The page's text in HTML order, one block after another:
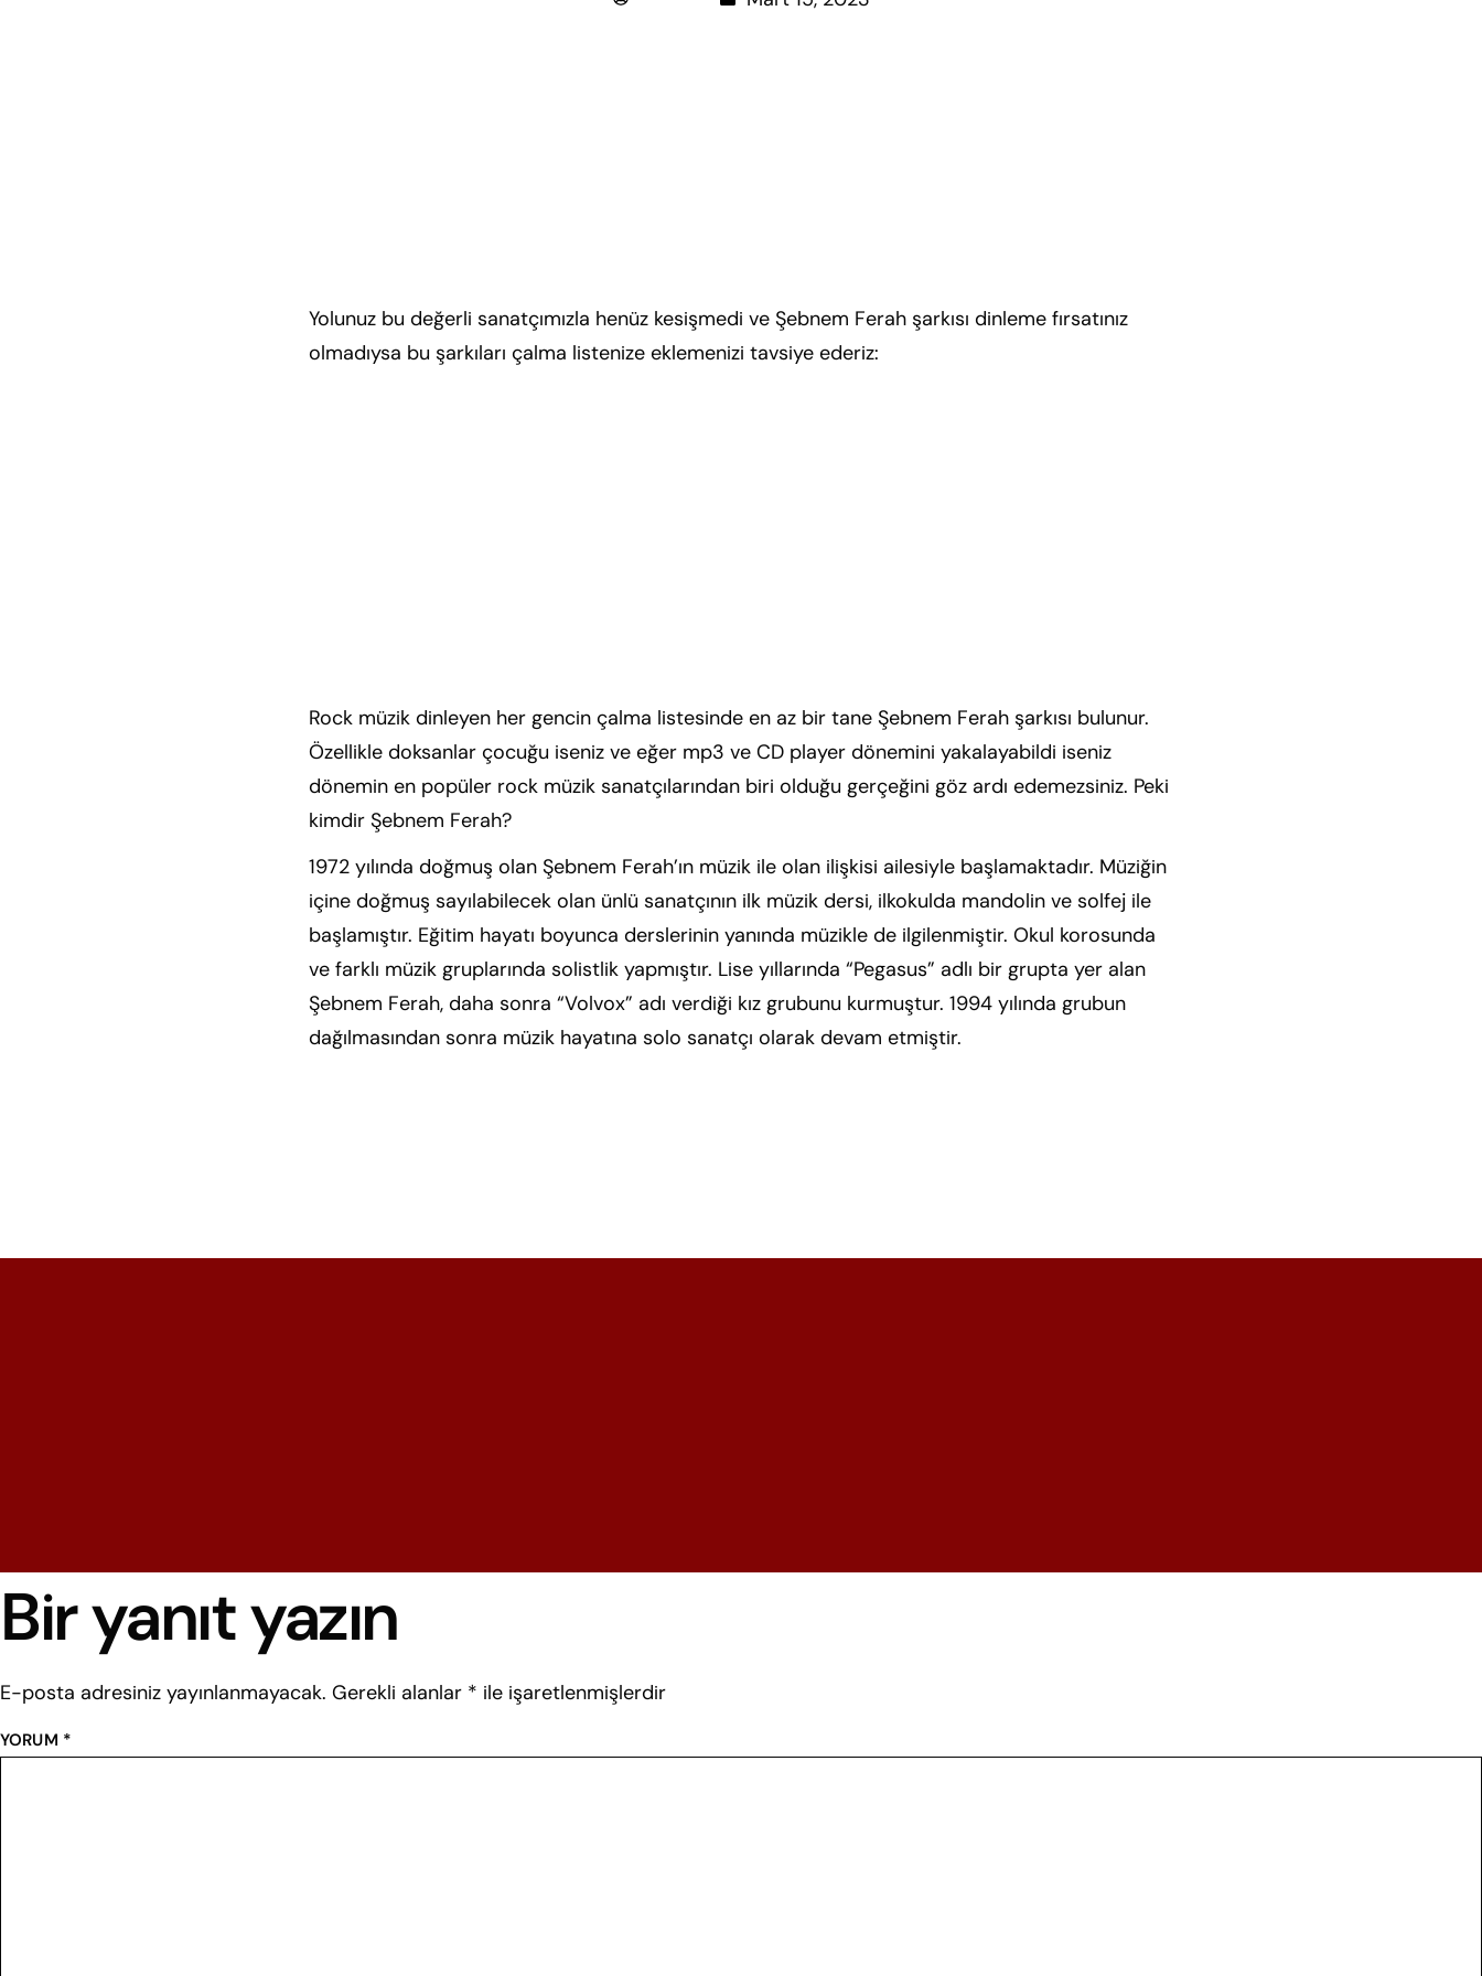
Yolunuz bu değerli sanatçımızla henüz kesişmedi ve Şebnem Ferah şarkısı dinleme fırsatınız
olmadıysa bu şarkıları çalma listenize eklemenizi tavsiye ederiz:
Rock müzik dinleyen her gencin çalma listesinde en az bir tane Şebnem Ferah şarkısı bulunur.
Özellikle doksanlar çocuğu iseniz ve eğer mp3 ve CD player dönemini yakalayabildi iseniz
dönemin en popüler rock müzik sanatçılarından biri olduğu gerçeğini göz ardı edemezsiniz. Peki
kimdir Şebnem Ferah?
1972 yılında doğmuş olan Şebnem Ferah’ın müzik ile olan ilişkisi ailesiyle başlamaktadır. Müziğin
içine doğmuş sayılabilecek olan ünlü sanatçının ilk müzik dersi, ilkokulda mandolin ve solfej ile
başlamıştır. Eğitim hayatı boyunca derslerinin yanında müzikle de ilgilenmiştir. Okul korosunda
ve farklı müzik gruplarında solistlik yapmıştır. Lise yıllarında “Pegasus” adlı bir grupta yer alan
Şebnem Ferah, daha sonra “Volvox” adı verdiği kız grubunu kurmuştur. 1994 yılında grubun
dağılmasından sonra müzik hayatına solo sanatçı olarak devam etmiştir.
Bir yanıt yazın
E-posta adresiniz yayınlanmayacak. Gerekli alanlar * ile işaretlenmişlerdir
YORUM *